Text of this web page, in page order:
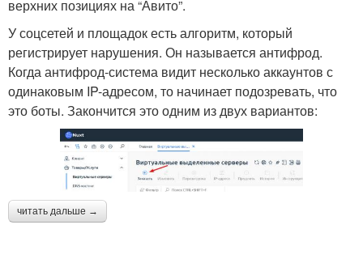
верхних позициях на “Авито”.
У соцсетей и площадок есть алгоритм, который
регистрирует нарушения. Он называется антифрод.
Когда антифрод-система видит несколько аккаунтов с
одинаковым IP-адресом, то начинает подозревать, что
это боты. Закончится это одним из двух вариантов:
читать дальше →